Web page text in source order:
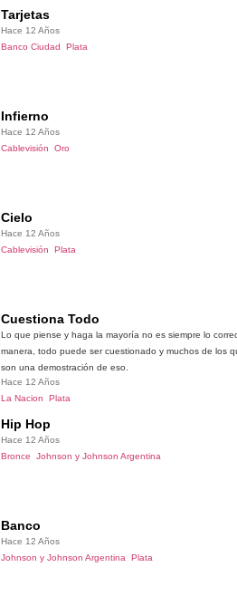
Tarjetas
Hace 12 Años
Banco Ciudad
Plata
Infierno
Hace 12 Años
Cablevisión
Oro
Cielo
Hace 12 Años
Cablevisión
Plata
Cuestiona Todo
Lo que piense y haga la mayoría no es siempre lo
manera, todo puede ser cuestionado y muchos de los
son una demostración de eso.
Hace 12 Años
La Nacion
Plata
Hip Hop
Hace 12 Años
Bronce
Johnson y Johnson Argentina
Banco
Hace 12 Años
Johnson y Johnson Argentina
Plata